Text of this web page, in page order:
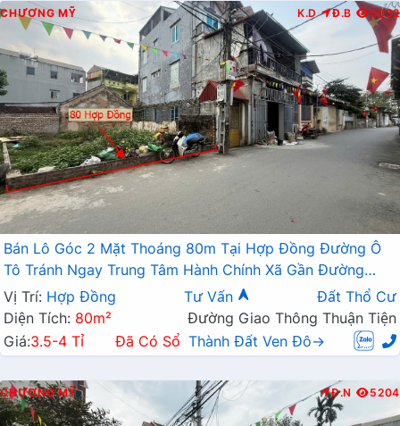
CHƯƠNG MỸ K.D Đ.B 5032
Bán Lô Góc 2 Mặt Thoáng 80m Tại Hợp Đồng Đường Ô
Tô Tránh Ngay Trung Tâm Hành Chính Xã Gần Đường
TL419
Vị Trí: Hợp Đồng Tư Vấn
Đất Thổ Cư
Diện Tích: 80m²
Đường Giao Thông Thuận Tiện
Giá:3.5-4 Tỉ Đã Có Sổ Thành Đất Ven Đô→
CHƯƠNG MỸ Đ.N 5204